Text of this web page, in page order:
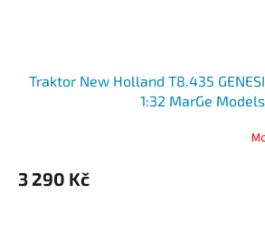
Traktor New Holland T8.435
1:32 MarGe Models
produktu
je
3 290 Kč